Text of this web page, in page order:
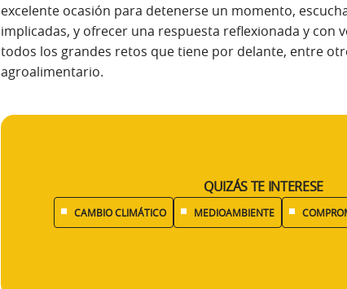
excelente ocasión para detenerse un momento,
implicadas, y ofrecer una respuesta reflexionada y con
todos los grandes retos que tiene por delante, entre
agroalimentario.
QUIZÁS TE INTERESE
CAMBIO CLIMÁTICO MEDIOAMBIENTE